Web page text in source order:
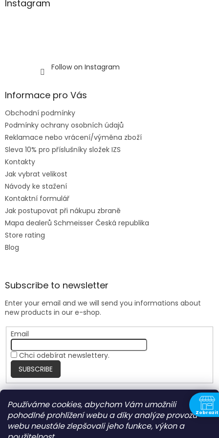
Používáme cookies, abychom Vám umožnili
pohodlné prohlížení webu a díky analýze provozu
webu neustále zlepšovali jeho funkce, výkon a
Instagram
Follow on Instagram
Informace pro Vás
Obchodní podmínky
Podmínky ochrany osobních údajů
Reklamace nebo vrácení/výměna zboží
Sleva 10% pro příslušníky složek IZS
Kontakty
Jak vybrat velikost
Návody ke stažení
Kontaktní formulář
Jak postupovat při nákupu zbraně
Mapa dealerů Schmeisser Česká republika
Store rating
Blog
Subscribe to newsletter
Enter your email and we will send you informations about
new products in our e-shop.
Email
Chci odebírat newslettery.
SUBSCRIBE
Nite Ize Czech
Zobrazit